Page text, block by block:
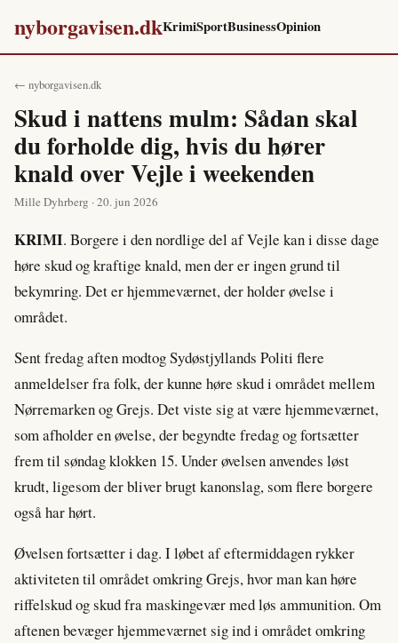
nyborgavisen.dkKrimiSportBusinessOpinion
← nyborgavisen.dk
Skud i nattens mulm: Sådan skal
du forholde dig, hvis du hører
knald over Vejle i weekenden
Mille Dyhrberg · 20. jun 2026
KRIMI. Borgere i den nordlige del af Vejle kan i disse dage
høre skud og kraftige knald, men der er ingen grund til
bekymring. Det er hjemmeværnet, der holder øvelse i
området.
Sent fredag aften modtog Sydøstjyllands Politi flere
anmeldelser fra folk, der kunne høre skud i området mellem
Nørremarken og Grejs. Det viste sig at være hjemmeværnet,
som afholder en øvelse, der begyndte fredag og fortsætter
frem til søndag klokken 15. Under øvelsen anvendes løst
krudt, ligesom der bliver brugt kanonslag, som flere borgere
også har hørt.
Øvelsen fortsætter i dag. I løbet af eftermiddagen rykker
aktiviteten til området omkring Grejs, hvor man kan høre
riffelskud og skud fra maskingevær med løs ammunition. Om
aftenen bevæger hjemmeværnet sig ind i området omkring